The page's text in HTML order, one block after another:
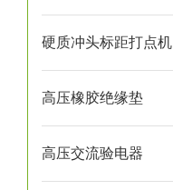
硬质冲头标距打点机
高压橡胶绝缘垫
高压交流验电器